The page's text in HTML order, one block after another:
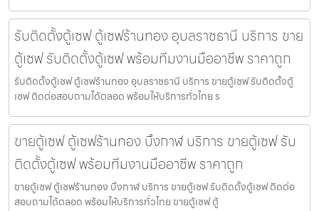
รับติดตั้งตู้เซฟ ตู้เซฟร้านทอง อุบลราชธานี บริการ ขาย
ตู้เซฟ รับติดตั้งตู้เซฟ พร้อมทีมงานมืออาชีพ ราคาถูก
รับติดตั้งตู้เซฟ ตู้เซฟร้านทอง อุบลราชธานี บริการ ขายตู้เซฟ รับติดตั้งตู้
เซฟ ติดต่อสอบถามได้ตลอด พร้อมให้บริการทั่วไทย ร
ขายตู้เซฟ ตู้เซฟร้านทอง บึงกาฬ บริการ ขายตู้เซฟ รับ
ติดตั้งตู้เซฟ พร้อมทีมงานมืออาชีพ ราคาถูก
ขายตู้เซฟ ตู้เซฟร้านทอง บึงกาฬ บริการ ขายตู้เซฟ รับติดตั้งตู้เซฟ ติดต่อ
สอบถามได้ตลอด พร้อมให้บริการทั่วไทย ขายตู้เซฟ ตู้